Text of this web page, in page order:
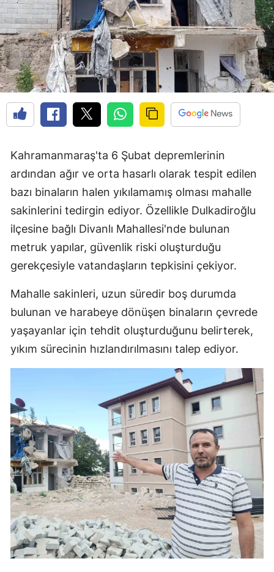
Kahramanmaraş'ta 6 Şubat depremlerinin
ardından ağır ve orta hasarlı olarak tespit edilen
bazı binaların halen yıkılamamış olması mahalle
sakinlerini tedirgin ediyor. Özellikle Dulkadiroğlu
ilçesine bağlı Divanlı Mahallesi'nde bulunan
metruk yapılar, güvenlik riski oluşturduğu
gerekçesiyle vatandaşların tepkisini çekiyor.
Mahalle sakinleri, uzun süredir boş durumda
bulunan ve harabeye dönüşen binaların çevrede
yaşayanlar için tehdit oluşturduğunu belirterek,
yıkım sürecinin hızlandırılmasını talep ediyor.